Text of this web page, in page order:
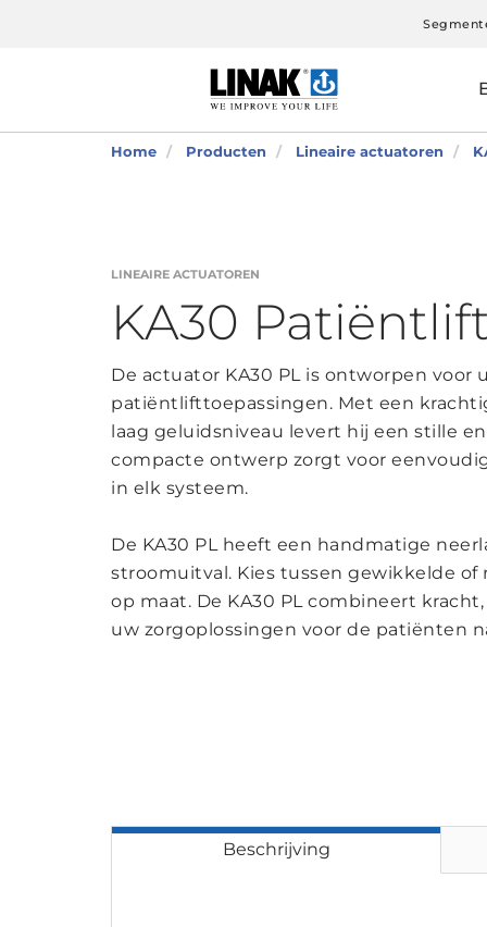
Home Producten Lineaire actuatoren
LINEAIRE ACTUATOREN
KA30
De actuator KA30 PL is ontworpen voor
patiëntlifttoepassingen. Met een
laag geluidsniveau levert hij een stille
compacte ontwerp zorgt voor
in elk systeem.
De KA30 PL heeft een handmatige
stroomuitval. Kies tussen gewikkelde of
op maat. De KA30 PL combineert
uw zorgoplossingen voor de patiënten
Beschrijving